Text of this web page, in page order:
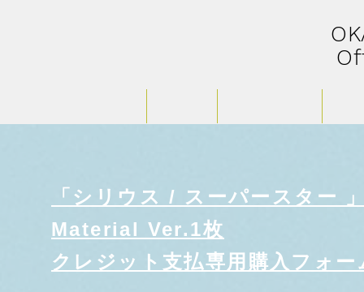
「シリウス / スーパースター
Material Ver.1枚
クレジット支払専用購入フォー